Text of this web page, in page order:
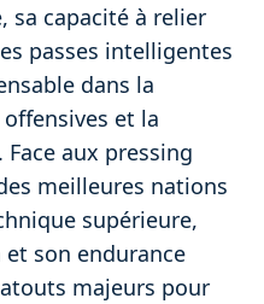
sa capacité à relier
passes intelligentes
dans la
et la
aux pressing
meilleures nations
supérieure,
son endurance
majeurs pour